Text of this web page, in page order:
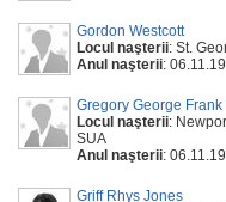
Gordon Westcott
Locul naşterii: St.
Anul naşterii:
Gregory George Frank
Locul naşterii:
SUA
Anul naşterii:
Griff Rhys Jones